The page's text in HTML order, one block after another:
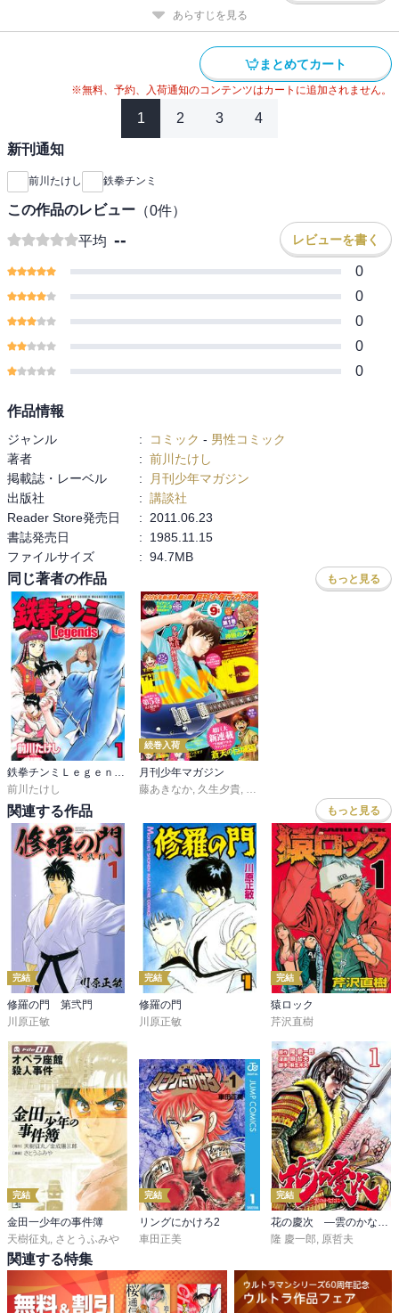
あらすじを見る
まとめてカート
※無料、予約、入荷通知のコンテンツはカートに追加されません。
1 2 3 4
新刊通知
前川たけし 鉄拳チンミ
この作品のレビュー （0件）
平均 -- レビューを書く
0
0
0
0
0
作品情報
ジャンル : コミック - 男性コミック
著者
: 前川たけし
掲載誌・レーベル
:
月刊少年マガジン
出版社
: 講談社
Reader Store発売日
:
2011.06.23
書誌発売日
:
1985.11.15
ファイルサイズ
: 94.7MB
同じ著者の作品 もっと見る
鉄拳チンミＬｅｇｅｎｄｓ
前川たけし
続巻入荷
月刊少年マガジン
藤あきなか, 久生夕貴, 和田あつむ
関連する作品 もっと見る
完結
修羅の門 第弐門
川原正敏
完結
修羅の門
川原正敏
完結
猿ロック
芹沢直樹
完結
金田一少年の事件簿
天樹征丸, さとうふみや
完結
リングにかけろ2
車田正美
完結
花の慶次 ―雲のかなたに―
隆 慶一郎, 原哲夫
関連する特集